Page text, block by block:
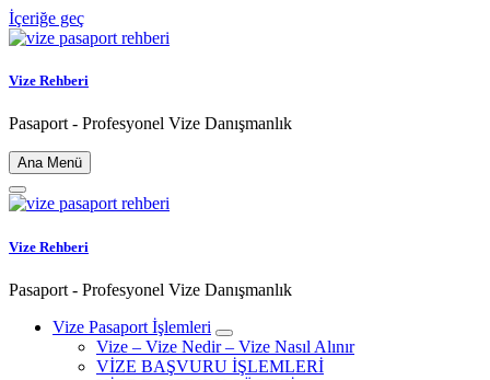
İçeriğe geç
Vize Rehberi
Pasaport - Profesyonel Vize Danışmanlık
Ana Menü
Vize Rehberi
Pasaport - Profesyonel Vize Danışmanlık
Vize Pasaport İşlemleri
Vize – Vize Nedir – Vize Nasıl Alınır
VİZE BAŞVURU İŞLEMLERİ